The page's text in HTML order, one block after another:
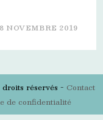
8 NOVEMBRE 2019
réservés - Contact
de confidentialité